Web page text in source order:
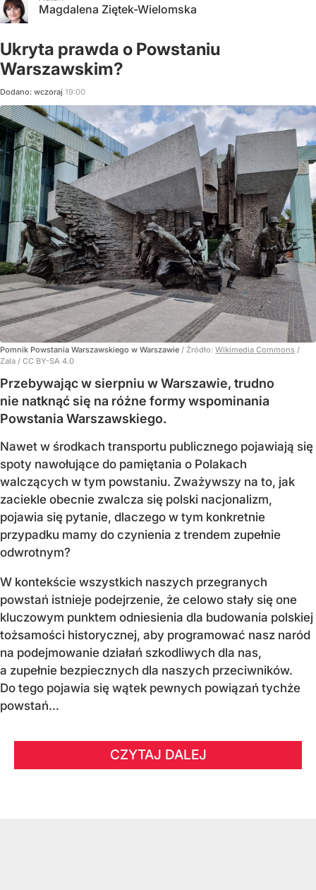
Magdalena Ziętek-Wielomska
Ukryta prawda o Powstaniu
Warszawskim?
Dodano: wczoraj 19:00
Pomnik Powstania Warszawskiego w Warszawie / Źródło: Wikimedia Commons /
Zala / CC BY-SA 4.0
Przebywając w sierpniu w Warszawie, trudno
nie natknąć się na różne formy wspominania
Powstania Warszawskiego.
Nawet w środkach transportu publicznego pojawiają się
spoty nawołujące do pamiętania o Polakach
walczących w tym powstaniu. Zważywszy na to, jak
zaciekle obecnie zwalcza się polski nacjonalizm,
pojawia się pytanie, dlaczego w tym konkretnie
przypadku mamy do czynienia z trendem zupełnie
odwrotnym?
W kontekście wszystkich naszych przegranych
powstań istnieje podejrzenie, że celowo stały się one
kluczowym punktem odniesienia dla budowania polskiej
tożsamości historycznej, aby programować nasz naród
na podejmowanie działań szkodliwych dla nas,
a zupełnie bezpiecznych dla naszych przeciwników.
Do tego pojawia się wątek pewnych powiązań tychże
powstań...
CZYTAJ DALEJ